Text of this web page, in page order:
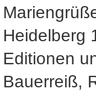
Heidelberg
Editionen
Bauerreiß,